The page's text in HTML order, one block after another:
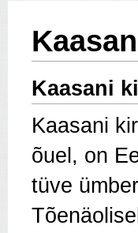
Kaasani
Kaasani
õuel, on
tüve